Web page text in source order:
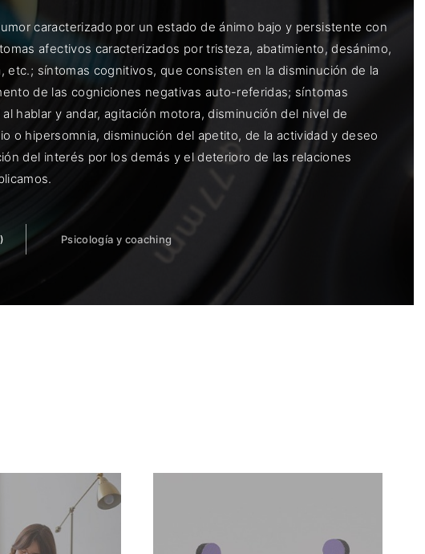
caracterizado por un estado de ánimo bajo y persistente con
afectivos caracterizados por tristeza, abatimiento, desánimo,
síntomas cognitivos, que consisten en la disminución de la
de las cogniciones negativas auto-referidas; síntomas
hablar y andar, agitación motora, disminución del nivel de
o hipersomnia, disminución del apetito, de la actividad y deseo
del interés por los demás y el deterioro de las relaciones
Psicología y coaching